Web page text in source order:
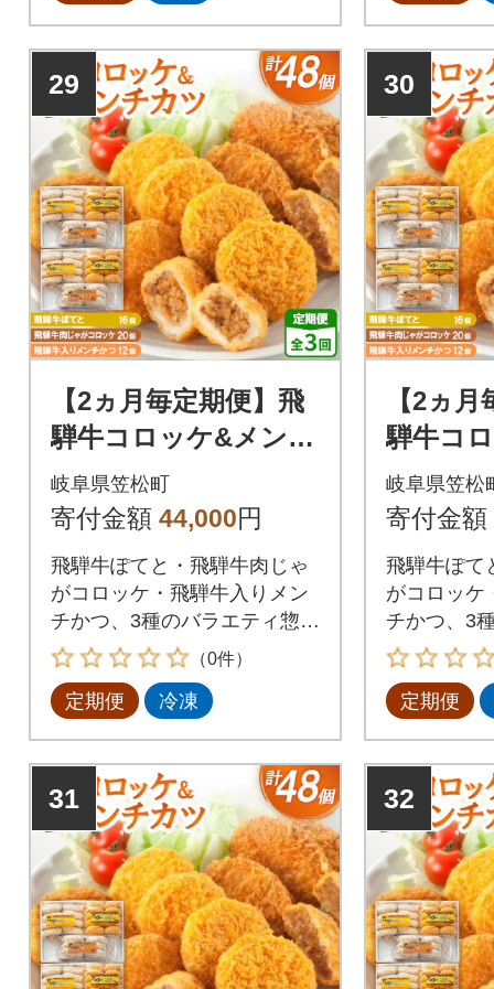
29
【2ヵ月毎定期便】飛
騨牛コロッケ&メンチ
かつ 48個 全3回
岐阜県笠松町
寄付金額 44,000円
飛騨牛ぽてと・飛騨牛肉じゃ
がコロッケ・飛騨牛入りメン
チかつ、3種のバラエティ惣菜
セットです。
（0件）
定期便 冷凍
30
【2ヵ
騨牛コ
かつ
岐阜県笠松
寄付金額
飛騨牛ぽて
がコロッケ
チかつ、3
セットです
定期便
31 32